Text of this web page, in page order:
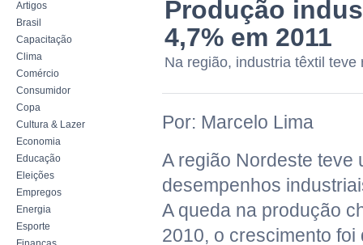
Artigos
Brasil
Capacitação
Clima
Comércio
Consumidor
Copa
Cultura & Lazer
Economia
Educação
Eleições
Empregos
Energia
Esporte
Produção
4,7% em 2011
Na região, industria têxtil teve
Por: Marcelo Lima
A região Nordeste teve
desempenhos
A queda na produção
2010, o crescimento